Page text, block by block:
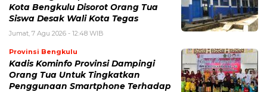
Kota Bengkulu Disorot Orang Tua
Siswa Desak Wali Kota Tegas
Jumat, 7 Agu 2026 - 12:48 WIB
Provinsi Bengkulu
Kadis Kominfo Provinsi Dampingi
Orang Tua Untuk Tingkatkan
Penggunaan Smartphone Terhadap